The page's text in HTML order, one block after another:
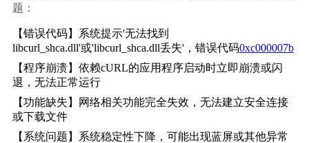
题：
【错误代码】系统提示'无法找到
libcurl_shca.dll'或'libcurl_shca.dll丢失'，错误代码0xc000007b
【程序崩溃】依赖cURL的应用程序启动时立即崩溃或闪
退，无法正常运行
【功能缺失】网络相关功能完全失效，无法建立安全连接
或下载文件
【系统问题】系统稳定性下降，可能出现蓝屏或其他异常